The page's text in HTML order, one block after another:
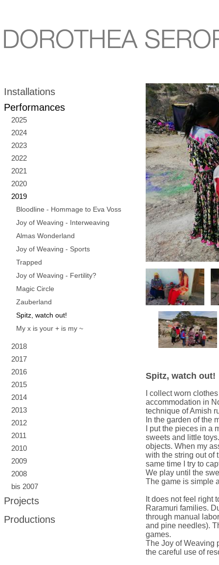
Installations
Performances
2025
2024
2023
2022
2021
2020
2019
Bloodline - Hommage to Eva Voss
Joy of Weaving - Interweaving
Almas Wonderland
Joy of Weaving - Sports
Trapped
Joy of Weaving - Fertility?
Magic Circle
Zauberland
Spitz, watch out!
My x is your + is my ~
2018
2017
2016
2015
2014
2013
2012
2011
2010
2009
2008
bis 2007
Projects
Productions
Spitz, watch out!
I collect worn
accommodation in
technique of Amish
In the garden of the
I put the pieces in a
sweets and little
objects. When my
with the string out of
same time I try to
We play until the
The game is simple
It does not feel right
Raramuri families.
through manual
and pine needles).
games.
The Joy of Weaving
the careful use of